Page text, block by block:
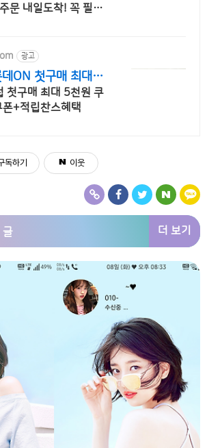
문 내일도착! 꼭 필요
광고
ON 첫구매 최대 5
첫구매 최대 5천원 쿠
+적립찬스혜택
독하기 이웃
글 더 보기